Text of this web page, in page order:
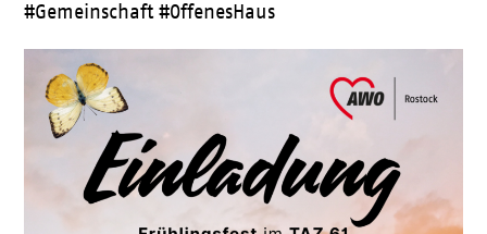
#Gemeinschaft #OffenesHaus